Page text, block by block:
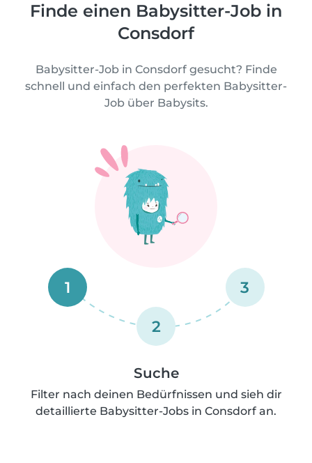
Finde einen Babysitter-Job in
Consdorf
Babysitter-Job in Consdorf gesucht? Finde
schnell und einfach den perfekten Babysitter-
Job über Babysits.
1
2
3
Suche
Filter nach deinen Bedürfnissen und sieh dir
detaillierte Babysitter-Jobs in Consdorf an.